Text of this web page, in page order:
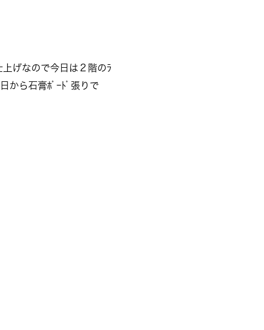
上げなので今日は２階のﾗ
から石膏ﾎﾞｰﾄﾞ張りで